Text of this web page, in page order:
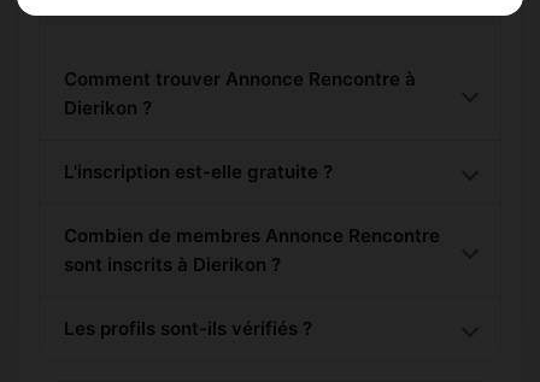
Comment trouver Annonce Rencontre à
Dierikon ?
L'inscription est-elle gratuite ?
Combien de membres Annonce Rencontre
sont inscrits à Dierikon ?
Les profils sont-ils vérifiés ?